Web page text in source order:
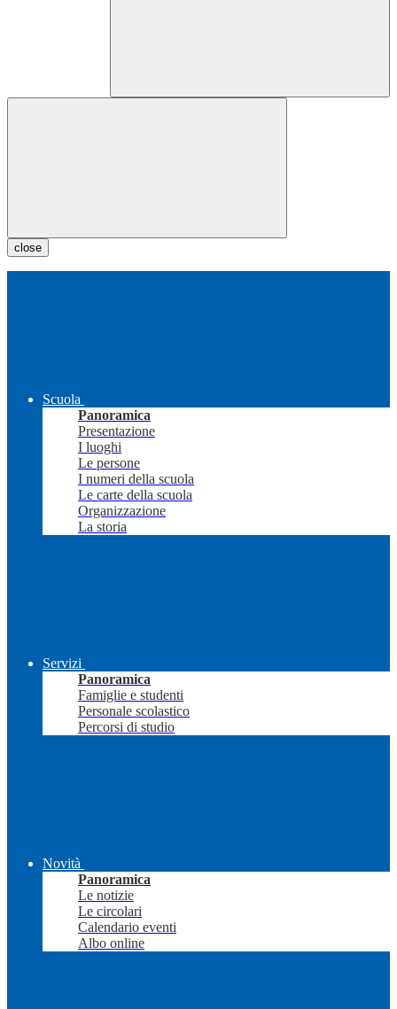
close
Scuola
Panoramica
Presentazione
I luoghi
Le persone
I numeri della scuola
Le carte della scuola
Organizzazione
La storia
Servizi
Panoramica
Famiglie e studenti
Personale scolastico
Percorsi di studio
Novità
Panoramica
Le notizie
Le circolari
Calendario eventi
Albo online